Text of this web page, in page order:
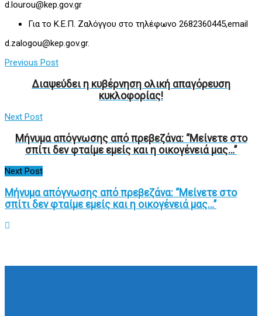
d.lourou@kep.gov.gr
Για το Κ.Ε.Π. Ζαλόγγου στο τηλέφωνο 2682360445,email
d.zalogou@kep.gov.gr.
Previous Post
Διαψεύδει η κυβέρνηση ολική απαγόρευση
κυκλοφορίας!
Next Post
Μήνυμα απόγνωσης από πρεβεζάνα: ‘’Μείνετε στο
σπίτι δεν φταίμε εμείς και η οικογένειά μας…’’
Next Post
Μήνυμα απόγνωσης από πρεβεζάνα: ‘’Μείνετε στο
σπίτι δεν φταίμε εμείς και η οικογένειά μας…’’